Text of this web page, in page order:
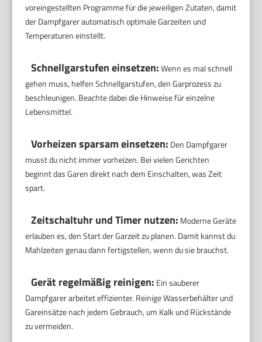
voreingestellten Programme für die jeweiligen Zutaten, damit
der Dampfgarer automatisch optimale Garzeiten und
Temperaturen einstellt.
Schnellgarstufen einsetzen:Wenn es mal schnell
gehen muss, helfen Schnellgarstufen, den Garprozess zu
beschleunigen. Beachte dabei die Hinweise für einzelne
Lebensmittel.
Vorheizen sparsam einsetzen: Den Dampfgarer
musst du nicht immer vorheizen. Bei vielen Gerichten
beginnt das Garen direkt nach dem Einschalten, was Zeit
spart.
Zeitschaltuhr und Timer nutzen: Moderne Geräte
erlauben es, den Start der Garzeit zu planen. Damit kannst du
Mahlzeiten genau dann fertigstellen, wenn du sie brauchst.
Gerät regelmäßig reinigen: Ein sauberer
Dampfgarer arbeitet effizienter. Reinige Wasserbehälter und
Gareinsätze nach jedem Gebrauch, um Kalk und Rückstände
zu vermeiden.